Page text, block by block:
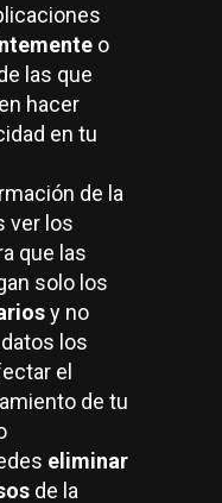
o
las que
hacer
en tu
de la
ver los
que las
solo los
y no
los
el
de tu
eliminar
de la